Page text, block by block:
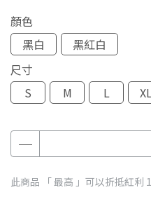
顏色
黑白
黑紅白
尺寸
S
M L
此商品 「 最高 」可以折抵紅利